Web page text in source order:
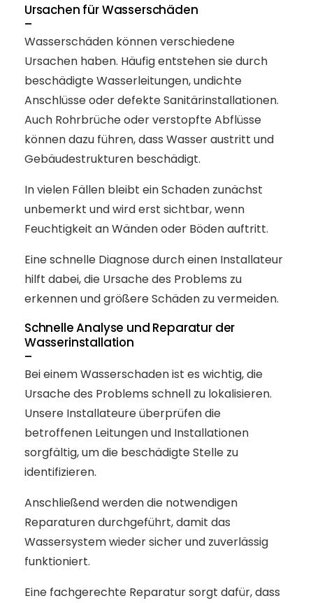
Ursachen für Wasserschäden
–
Wasserschäden können verschiedene
Ursachen haben. Häufig entstehen sie durch
beschädigte Wasserleitungen, undichte
Anschlüsse oder defekte Sanitärinstallationen.
Auch Rohrbrüche oder verstopfte Abflüsse
können dazu führen, dass Wasser austritt und
Gebäudestrukturen beschädigt.
In vielen Fällen bleibt ein Schaden zunächst
unbemerkt und wird erst sichtbar, wenn
Feuchtigkeit an Wänden oder Böden auftritt.
Eine schnelle Diagnose durch einen Installateur
hilft dabei, die Ursache des Problems zu
erkennen und größere Schäden zu vermeiden.
Schnelle Analyse und Reparatur der
Wasserinstallation
–
Bei einem Wasserschaden ist es wichtig, die
Ursache des Problems schnell zu lokalisieren.
Unsere Installateure überprüfen die
betroffenen Leitungen und Installationen
sorgfältig, um die beschädigte Stelle zu
identifizieren.
Anschließend werden die notwendigen
Reparaturen durchgeführt, damit das
Wassersystem wieder sicher und zuverlässig
funktioniert.
Eine fachgerechte Reparatur sorgt dafür, dass